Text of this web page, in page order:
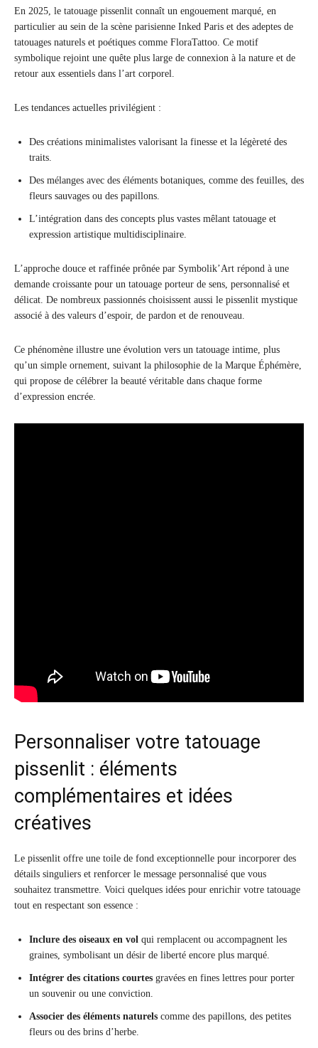
En 2025, le tatouage pissenlit connaît un engouement marqué, en
particulier au sein de la scène parisienne Inked Paris et des adeptes de
tatouages naturels et poétiques comme FloraTattoo. Ce motif
symbolique rejoint une quête plus large de connexion à la nature et de
retour aux essentiels dans l’art corporel.
Les tendances actuelles privilégient :
Des créations minimalistes valorisant la finesse et la légèreté des
traits.
Des mélanges avec des éléments botaniques, comme des feuilles, des
fleurs sauvages ou des papillons.
L’intégration dans des concepts plus vastes mêlant tatouage et
expression artistique multidisciplinaire.
L’approche douce et raffinée prônée par Symbolik’Art répond à une
demande croissante pour un tatouage porteur de sens, personnalisé et
délicat. De nombreux passionnés choisissent aussi le pissenlit mystique
associé à des valeurs d’espoir, de pardon et de renouveau.
Ce phénomène illustre une évolution vers un tatouage intime, plus
qu’un simple ornement, suivant la philosophie de la Marque Éphémère,
qui propose de célébrer la beauté véritable dans chaque forme
d’expression encrée.
Personnaliser votre tatouage
pissenlit : éléments
complémentaires et idées
créatives
Le pissenlit offre une toile de fond exceptionnelle pour incorporer des
détails singuliers et renforcer le message personnalisé que vous
souhaitez transmettre. Voici quelques idées pour enrichir votre tatouage
tout en respectant son essence :
Inclure des oiseaux en vol qui remplacent ou accompagnent les
graines, symbolisant un désir de liberté encore plus marqué.
Intégrer des citations courtes gravées en fines lettres pour porter
un souvenir ou une conviction.
Associer des éléments naturels comme des papillons, des petites
fleurs ou des brins d’herbe.